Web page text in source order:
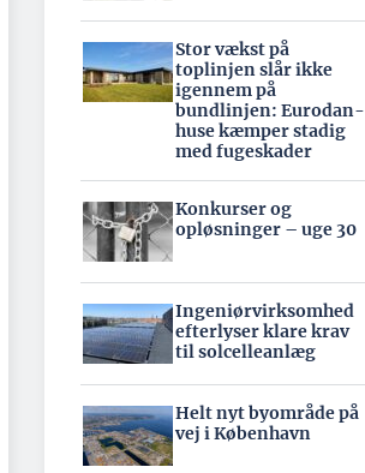
Stor vækst på
toplinjen slår ikke
igennem på
bundlinjen: Eurodan-
huse kæmper stadig
med fugeskader
Konkurser og
opløsninger – uge 30
Ingeniørvirksomhed
efterlyser klare krav
til solcelleanlæg
Helt nyt byområde på
vej i København